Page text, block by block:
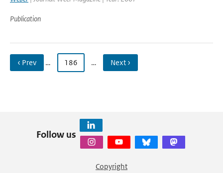
Publication
‹ Prev … 186 … Next ›
Follow us
Copyright